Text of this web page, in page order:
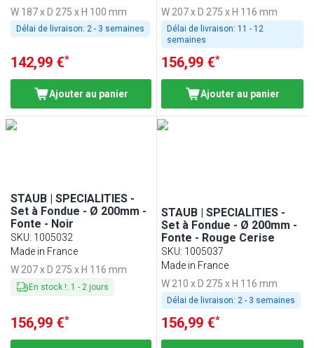
W 187 x D 275 x H 100 mm
Délai de livraison: 2 - 3 semaines
142,99 €*
Ajouter au panier
W 207 x D 275 x H 116 mm
Délai de livraison: 11 - 12
semaines
156,99 €*
Ajouter au panier
STAUB | SPECIALITIES -
Set à Fondue - Ø 200mm -
Fonte - Noir
SKU: 1005032
Made in France
W 207 x D 275 x H 116 mm
En stock !: 1 - 2 jours
156,99 €*
STAUB | SPECIALITIES -
Set à Fondue - Ø 200mm -
Fonte - Rouge Cerise
SKU: 1005037
Made in France
W 210 x D 275 x H 116 mm
Délai de livraison: 2 - 3 semaines
156,99 €*